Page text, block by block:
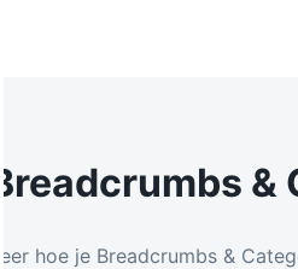
Breadcrumbs
Leer hoe je Breadcrumbs &